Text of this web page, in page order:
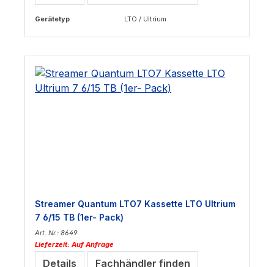
Gerätetyp LTO / Ultrium
Streamer Quantum LTO7 Kassette LTO Ultrium
7 6/15 TB (1er- Pack)
Art. Nr.: 8649
Lieferzeit: Auf Anfrage
Details Fachhändler finden